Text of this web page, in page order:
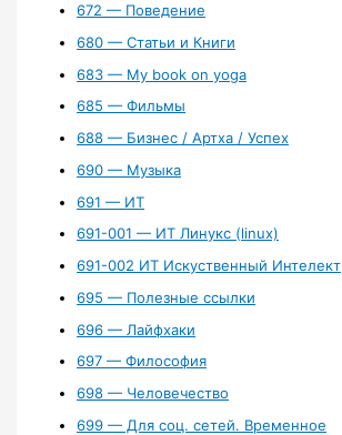
672 — Поведение
680 — Статьи и Книги
683 — My book on yoga
685 — Фильмы
688 — Бизнес / Артха / Успех
690 — Музыка
691 — ИТ
691-001 — ИТ Линукс (linux)
691-002 ИТ Искуственный Интелект
695 — Полезные ссылки
696 — Лайфхаки
697 — Философия
698 — Человечество
699 — Для соц. сетей. Временное